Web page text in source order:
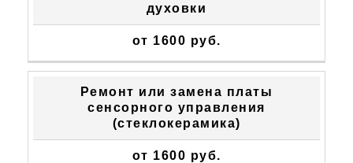
духовки
от 1600 руб.
Ремонт или замена платы
сенсорного управления
(стеклокерамика)
от 1600 руб.